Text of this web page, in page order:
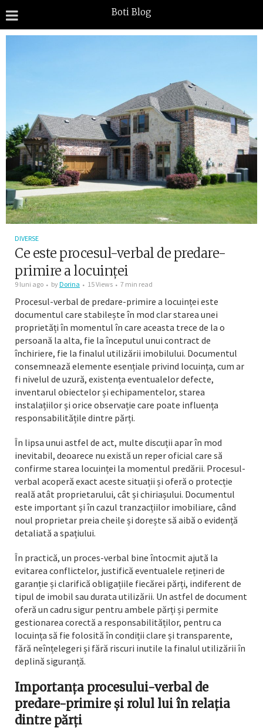
Boti Blog
DIVERSE
Ce este procesul-verbal de predare-
primire a locuinței
9 luni ago byDorina 15 Views 7 min read
Procesul-verbal de predare-primire a locuinței este
documentul care stabilește în mod clar starea unei
proprietăți în momentul în care aceasta trece de la o
persoană la alta, fie la începutul unui contract de
închiriere, fie la finalul utilizării imobilului. Documentul
consemnează elemente esențiale privind locuința, cum ar
fi nivelul de uzură, existența eventualelor defecte,
inventarul obiectelor și echipamentelor, starea
instalațiilor și orice observație care poate influența
responsabilitățile dintre părți.
În lipsa unui astfel de act, multe discuții apar în mod
inevitabil, deoarece nu există un reper oficial care să
confirme starea locuinței la momentul predării. Procesul-
verbal acoperă exact aceste situații și oferă o protecție
reală atât proprietarului, cât și chiriașului. Documentul
este important și în cazul tranzacțiilor imobiliare, când
noul proprietar preia cheile și dorește să aibă o evidență
detaliată a spațiului.
În practică, un proces-verbal bine întocmit ajută la
evitarea conflictelor, justifică eventualele rețineri de
garanție și clarifică obligațiile fiecărei părți, indiferent de
tipul de imobil sau durata utilizării. Un astfel de document
oferă un cadru sigur pentru ambele părți și permite
gestionarea corectă a responsabilităților, pentru ca
locuința să fie folosită în condiții clare și transparente,
fără neînțelegeri și fără riscuri inutile la finalul utilizării în
deplină siguranță.
Importanța procesului-verbal de
predare-primire și rolul lui în relația
dintre părți